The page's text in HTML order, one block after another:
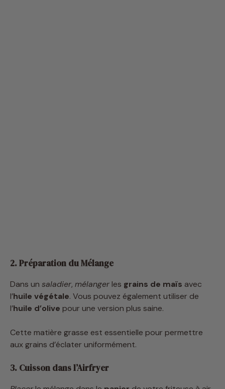
2. Préparation du Mélange
Dans un saladier, mélangerles grains de maïs avec
l’huile végétale. Vous pouvez également utiliser de
l’huile d’olive pour une version plus saine.
Cette matière grasse est essentielle pour permettre
aux grains d’éclater uniformément.
3. Cuisson dans l’Airfryer